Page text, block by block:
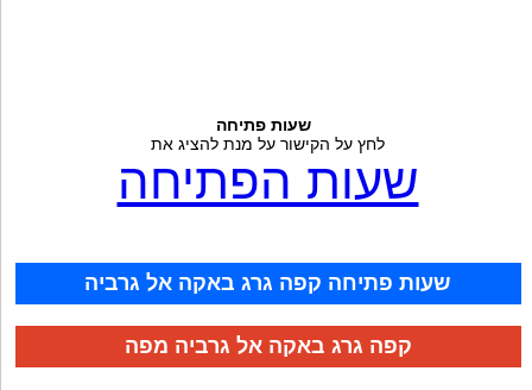
שעות פתיחה
לחץ על הקישור על מנת להציג את
שעות הפתיחה
שעות פתיחה קפה גרג באקה אל גרביה
קפה גרג באקה אל גרביה מפה